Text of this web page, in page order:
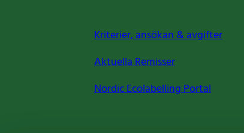
Kriterier, ansökan & avgifter
Aktuella Remisser
Nordic Ecolabelling Portal